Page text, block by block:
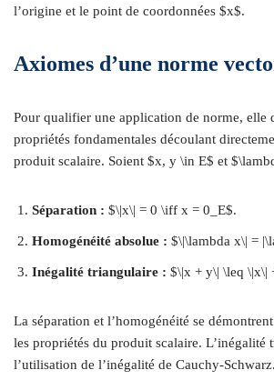
l’origine et le point de coordonnées $x$.
Axiomes d’une norme
Pour qualifier une application de norme, elle
propriétés fondamentales découlant
produit scalaire. Soient $x, y \in E$ et
Séparation : $\|x\| = 0 \iff x = 0_E$.
Homogénéité absolue : $\|\lambda x\| =
Inégalité triangulaire : $\|x + y\| \leq \|x\|
La séparation et l’homogénéité se
les propriétés du produit scalaire. L’inégalité
l’utilisation de l’inégalité de Cauchy-Schwarz.